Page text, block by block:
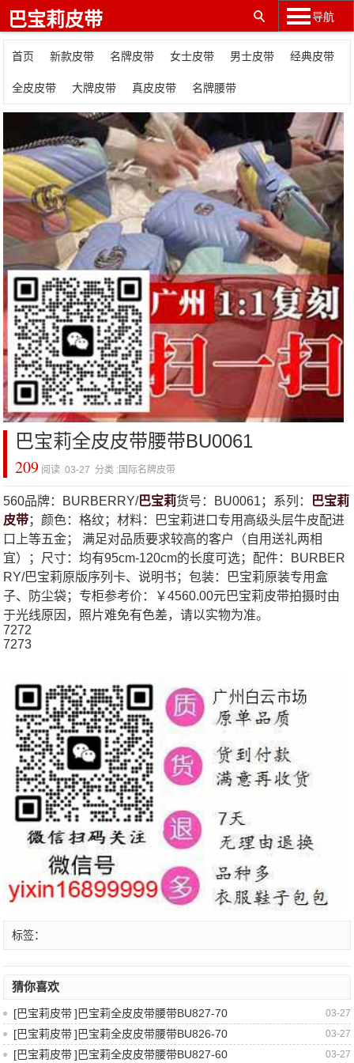
首页 新款皮带 名牌皮带 女士皮带 男士皮带 经典皮带
全皮皮带 大牌皮带 真皮皮带 名牌腰带
巴宝莉全皮皮带腰带BU0061
209 阅读 03-27 分类 :国际名牌皮带
560品牌：BURBERRY/巴宝莉货号：BU0061；系列：
巴宝莉
皮带；颜色：格纹；材料：巴宝莉进口专用高级头层牛皮配进
口上等五金； 满足对品质要求较高的客户（自用送礼两相
宜）；尺寸：均有95cm-120cm的长度可选；配件：BURBER
RY/巴宝莉原版序列卡、说明书；包装：巴宝莉原装专用盒
子、防尘袋；专柜参考价：￥4560.00元巴宝莉皮带拍摄时由
于光线原因，照片难免有色差，请以实物为准。
7272
7273
标签：
猜你喜欢
03-27
[巴宝莉皮带 ]巴宝莉全皮皮带腰带BU827-70
03-27
[巴宝莉皮带 ]巴宝莉全皮皮带腰带BU826-70
03-27
[巴宝莉皮带 ]巴宝莉全皮皮带腰带BU827-60
导航
巴宝莉皮带